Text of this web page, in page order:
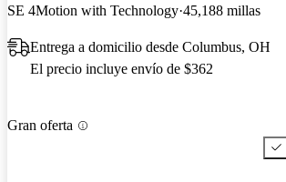
SE 4Motion with Technology 45,188 millas
Entrega a domicilio desde Columbus, OH
El precio incluye envío de $362
Gran oferta